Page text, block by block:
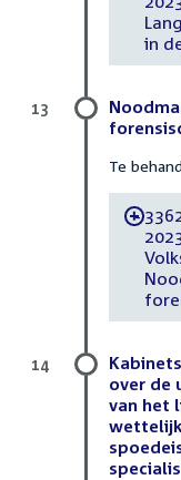
in
Te
-
13
over de
van het
14